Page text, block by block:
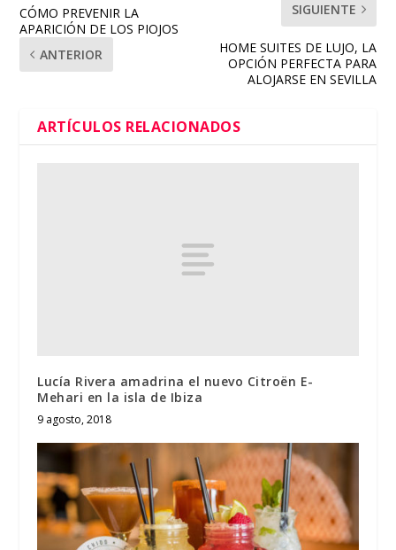
CÓMO PREVENIR LA
APARICIÓN DE LOS PIOJOS
ANTERIOR
SIGUIENTE
HOME SUITES DE LUJO, LA
OPCIÓN PERFECTA PARA
ALOJARSE EN SEVILLA
ARTÍCULOS RELACIONADOS
Lucía Rivera amadrina el nuevo Citroën E-
Mehari en la isla de Ibiza
9 agosto, 2018